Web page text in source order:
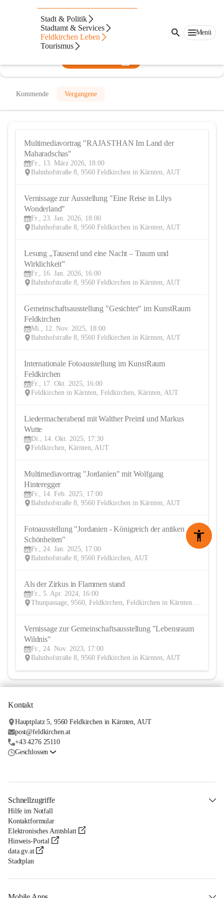
Stadt & Politik
Stadtamt & Services
Feldkirchen Leben
Tourismus
Menü
KunstRaum Feldkirchen
@kunstraum-feldkirchen
Galerie, Kunstverein
Kommende Vergangene
Multimediavortrag "RAJASTHAN Im Land der
Maharadschas"
Fr., 13. März 2026, 18:00
Bahnhofstraße 8, 9560 Feldkirchen in Kärnten, AUT
Vernissage zur Ausstellung "Eine Reise in Lilys
Wonderland"
Fr., 23. Jan. 2026, 18:00
Bahnhofstraße 8, 9560 Feldkirchen in Kärnten, AUT
Lesung „Tausend und eine Nacht – Traum und
Wirklichkeit”
Fr., 16. Jan. 2026, 16:00
Bahnhofstraße 8, 9560 Feldkirchen in Kärnten, AUT
12
Gemeinschaftsausstellung "Gesichter" im KunstRaum
Feldkirchen
Mi., 12. Nov. 2025, 18:00
Bahnhofstraße 8, 9560 Feldkirchen in Kärnten, AUT
Internationale Fotoausstellung im KunstRaum
Feldkirchen
Fr., 17. Okt. 2025, 16:00
Feldkirchen in Kärnten, Feldkirchen, Kärnten, AUT
Liedermacherabend mit Walther Preiml und Markus
Wutte
Di., 14. Okt. 2025, 17:30
Feldkirchen, Kärnten, AUT
Multimediavortrag "Jordanien" mit Wolfgang
Hinteregger
Fr., 14. Feb. 2025, 17:00
Bahnhofstraße 8, 9560 Feldkirchen in Kärnten, AUT
24
JAN
Fotoausstellung "Jordanien - Königreich der antiken
Schönheiten"
Fr., 24. Jan. 2025, 17:00
Bahnhofstraße 8, 9560 Feldkirchen, AUT
Fr., 5. Apr. 2024, 16:00
Thunpassage, 9560, Feldkirchen, Feldkirchen in Kärnten, Feldkirchen, Kärnten, AUT
24
Vernissage zur Gemeinschaftsausstellung "Lebensraum
Wildnis"
Fr., 24. Nov. 2023, 17:00
Bahnhofstraße 8, 9560 Feldkirchen in Kärnten, AUT
Kontakt
Hauptplatz 5, 9560 Feldkirchen in Kärnten, AUT
post@feldkirchen.at
+43 4276 25110
Geschlossen
Schnellzugriffe
Hilfe im Notfall
Kontaktformular
Elektronisches Amtsblatt
Hinweis-Portal
data.gv.at
Stadtplan